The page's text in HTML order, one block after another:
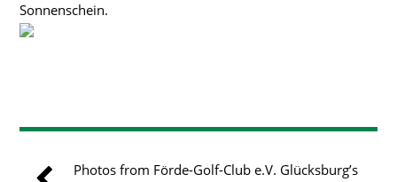
Sonnenschein.
Photos from Förde-Golf-Club e.V. Glücksburg’s